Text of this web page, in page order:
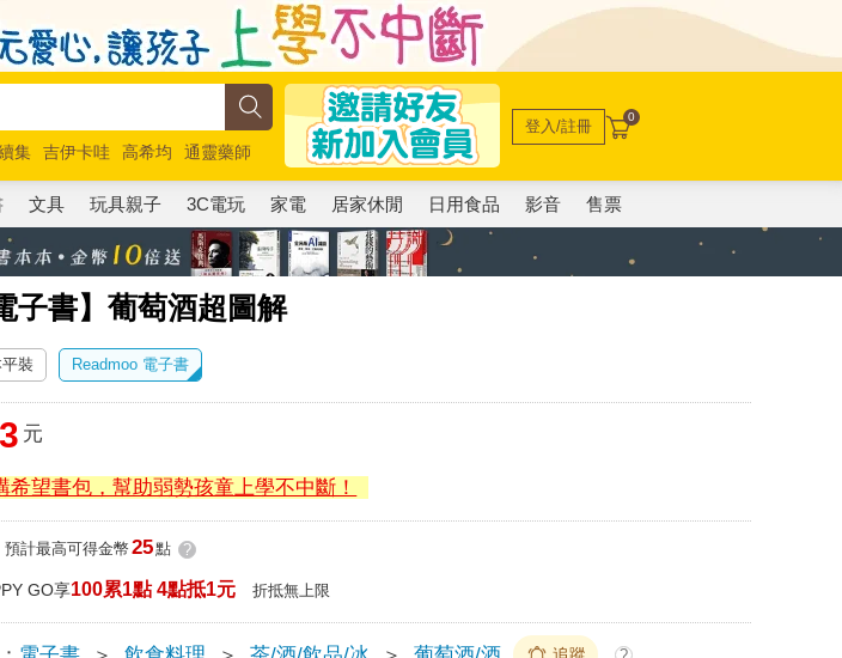
集 吉伊卡哇 高希均
通靈藥師
5 超慢跑
登入/註冊 0
文具 玩具親子 3C電玩 家電 居家休閒 日用食品 影音 售票
子書】葡萄酒超圖解
裝 Readmoo 電子書
元
希望書包，幫助弱勢孩童上學不中斷！
預計最高可得金幣 25點 ?
GO享100累1點 4點抵1元 折抵無上限
追蹤